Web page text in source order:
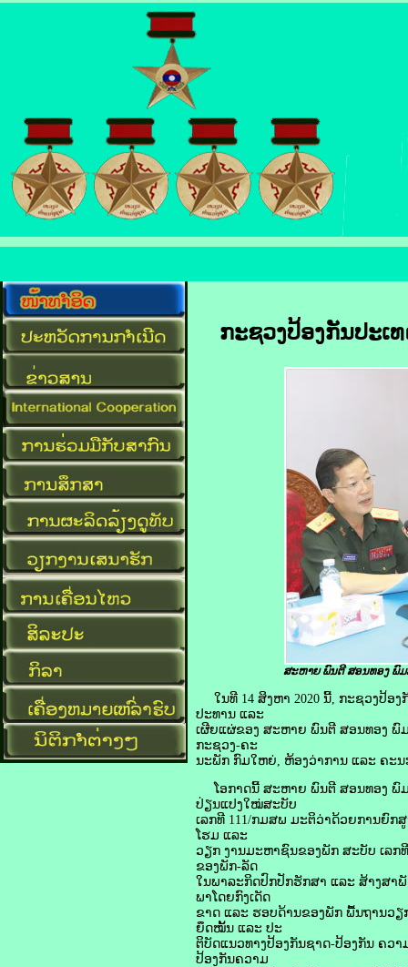
ກະຊວງປ້ອງກັນປະເ
ສະຫາຍພົນຕີ ສອນທອງ ພົ
ໃນທີ 14 ສິງຫາ 2020 ນີ້, ກະຊວງປ້ອງ
ປະທານ ແລະ
ເຜີຍແຜ່ຂອງ ສະຫາຍ ພົນຕີ ສອນທອງ ພົ
ກະຊວງ-ຄະ
ນະພັກ ກົມໃຫຍ່, ຫ້ອງວ່າການ ແລະ ຄະ
ໂອກາດນີ້ ສະຫາຍ ພົນຕີ ສອນທອງ ພົມ
ປ່ຽນແປງໃໝ່ສະບັບ
ເລກທີ 111/ກມສພ ມະຕິວ່າດ້ວຍການຍົກ
ໂຮມ ແລະ
ວຽກ ງານມະຫາຊົນຂອງພັກ ສະບັບ ເລກ
ຂອງພັກ-ລັດ
ໃນພາລະກິດປົກປັກຮັກສາ ແລະ ສ້າງສາ
ພາໂດຍກົງເດັດ
ຂາດ ແລະ ຮອບດ້ານຂອງພັກ ພື້ນຖານວ
ຍຶດໝັ້ນ ແລະ ປະ
ຕິບັດແນວທາງປ້ອງກັນຊາດ-ປ້ອງກັນ ຄວ
ປ້ອງກັນຄວາມ